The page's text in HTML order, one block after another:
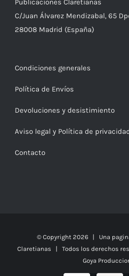
Publicaciones Claretianas
C/Juan Álvarez Mendizabal, 65
28008 Madrid (España)
Condiciones generales
Política de Envíos
Devoluciones y desistimiento
Aviso legal y Política de
Contacto
© Copyright 2026 | Una
Claretianas | Todos los derechos
Goya